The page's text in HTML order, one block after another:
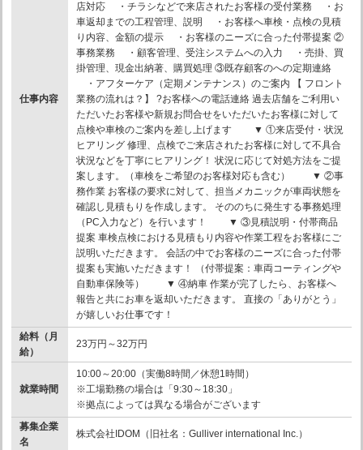
仕事内容
店対応 ・チラシなどで来店されたお客様の受付業務 ・お
車返却までの工程管理、説明 ・お客様へ車検・点検の見積
り内容、金額の提示 ・お客様のニーズに合った付帯提案 ②
事務業務 ・顧客管理、受注システムへの入力 ・売掛、買
掛管理、現金出納著、購買処理 ③既存顧客のへの定期連絡
・アフターケア（定期メンテナンス）のご案内 【 フロント
業務の流れは？】 ?お客様への電話連絡 過去店舗をご利用い
ただいたお客様や新規お問合せをいただいたお客様に対して
点検や車検のご案内を差し上げます ▼ ①来店受付・状況
ヒアリング 修理、点検でご来店されたお客様に対して不具合
状況などを丁寧にヒアリング！ 状況に応じて対処方法をご提
案します。（車検をご希望のお客様対応も含む） ▼ ②事
務作業 お客様の要求に対して、担当メカニックが車両状態を
確認し見積もりを作成します。 そののちに発生する事務処理
（PC入力など）を行います！ ▼ ③見積説明・付帯商品
提案 車検点検における見積もり内容や作業工程をお客様にご
説明いただきます。 会話の中でお客様のニーズに合った付帯
提案も実施いただきます！ （付帯提案：車両コーティングや
自動車保険等） ▼ ④納車 作業が完了したら、お客様へ
報告と共にお車を返却いただきます。 直接の「ありがとう」
が嬉しいお仕事です！
給料（月
給）
23万円～32万円
就業時間
10:00～20:00（実働8時間／休憩1時間）
※工場勤務の場合は「9:30～18:30」
※拠点によっては異なる場合がございます
募集企業
名
株式会社IDOM（旧社名：Gulliver international Inc.）